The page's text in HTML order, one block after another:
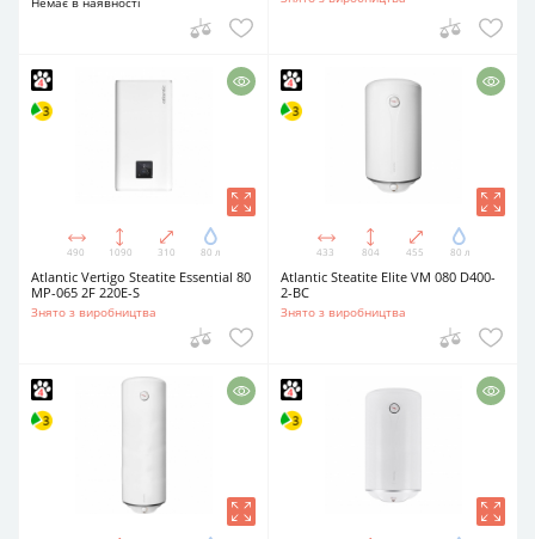
490 1090 310 80 л
Atlantic Vertigo Steatite Essential 80
MP-065 2F 220E-S
Знято з виробництва
433 804 455 80 л
Atlantic Steatite Elite VM 080 D400-
2-BC
Знято з виробництва